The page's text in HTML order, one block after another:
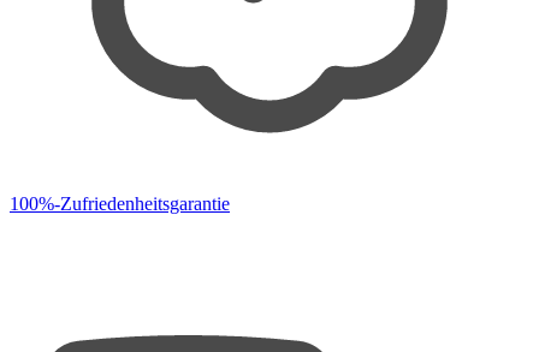
100%-Zufriedenheitsgarantie